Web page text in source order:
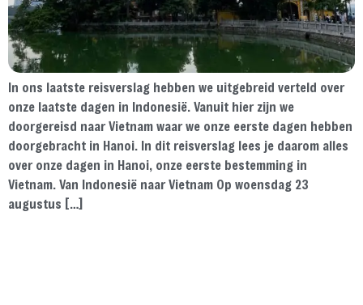
In ons laatste reisverslag hebben we uitgebreid verteld over
onze laatste dagen in Indonesië. Vanuit hier zijn we
doorgereisd naar Vietnam waar we onze eerste dagen hebben
doorgebracht in Hanoi. In dit reisverslag lees je daarom alles
over onze dagen in Hanoi, onze eerste bestemming in
Vietnam. Van Indonesië naar Vietnam Op woensdag 23
augustus […]